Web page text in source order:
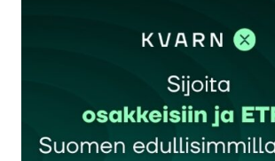
rekisteröityä